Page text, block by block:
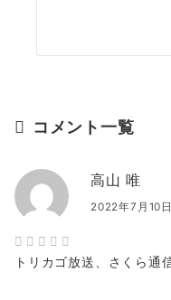
コメント一覧
高山 唯
2022年7月10
トリカゴ放送、さくら通